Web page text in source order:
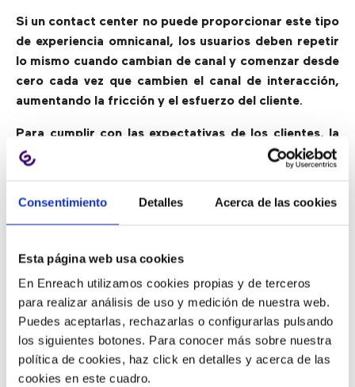
Consentimiento Detalles Acerca de las cookies
Esta página web usa cookies
En Enreach utilizamos cookies propias y de terceros
para realizar análisis de uso y medición de nuestra web.
Puedes aceptarlas, rechazarlas o configurarlas pulsando
los siguientes botones. Para conocer más sobre nuestra
política de cookies, haz click en detalles y acerca de las
cookies en este cuadro.
Si un contact center no puede proporcionar este tipo
de experiencia omnicanal, los usuarios deben repetir
lo mismo cuando cambian de canal y comenzar desde
cero cada vez que cambien el canal de interacción,
aumentando la fricción y el esfuerzo del cliente.
Para cumplir con las expectativas de los clientes, la
mejor práctica para los call center es integrar todos
cliente omnicanal crea el tipo de CX que da como
2) Simplificando el IVR para
reducir la frustración y el esfuerzo